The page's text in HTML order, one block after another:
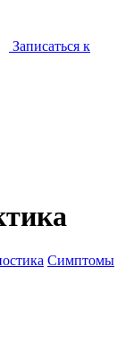
Записаться к
Симптомы